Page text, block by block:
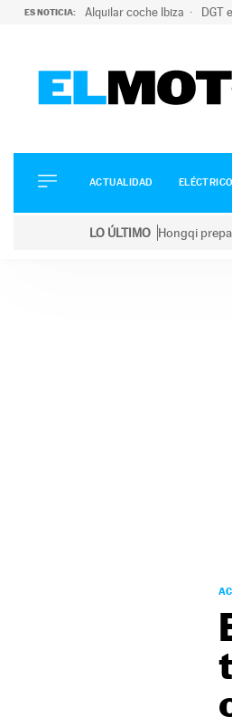
ES NOTICIA: Alquilar coche Ibiza DGT
ELÉCTRICOS
CONDUCIR
ACTUALIDAD
LO ÚLTIMO Hongqi